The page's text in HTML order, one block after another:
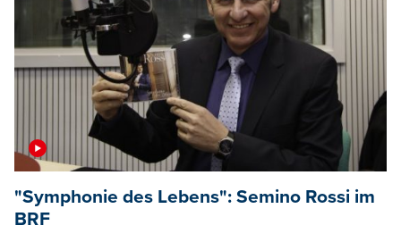
"Symphonie des Lebens": Semino Rossi im
BRF